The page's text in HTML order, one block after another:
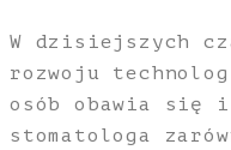
W dzisiejszych
rozwoju
osób obawia się
stomatologa